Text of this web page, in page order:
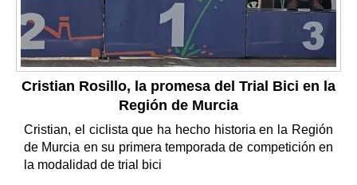
Cristian Rosillo, la promesa del Trial Bici en la
Región de Murcia
Cristian, el ciclista que ha hecho historia en la Región
de Murcia en su primera temporada de competición en
la modalidad de trial bici